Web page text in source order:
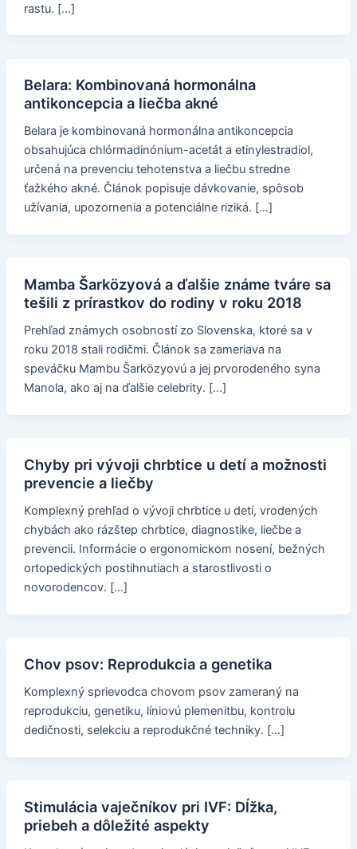
rastu. […]
Belara: Kombinovaná hormonálna
antikoncepcia a liečba akné
Belara je kombinovaná hormonálna antikoncepcia
obsahujúca chlórmadinónium-acetát a etinylestradiol,
určená na prevenciu tehotenstva a liečbu stredne
ťažkého akné. Článok popisuje dávkovanie, spôsob
užívania, upozornenia a potenciálne riziká. […]
Mamba Šarközyová a ďalšie známe tváre sa
tešili z prírastkov do rodiny v roku 2018
Prehľad známych osobností zo Slovenska, ktoré sa v
roku 2018 stali rodičmi. Článok sa zameriava na
speváčku Mambu Šarközyovú a jej prvorodeného syna
Manola, ako aj na ďalšie celebrity. […]
Chyby pri vývoji chrbtice u detí a možnosti
prevencie a liečby
Komplexný prehľad o vývoji chrbtice u detí, vrodených
chybách ako rázštep chrbtice, diagnostike, liečbe a
prevencii. Informácie o ergonomickom nosení, bežných
ortopedických postihnutiach a starostlivosti o
novorodencov. […]
Chov psov: Reprodukcia a genetika
Komplexný sprievodca chovom psov zameraný na
reprodukciu, genetiku, líniovú plemenitbu, kontrolu
dedičnosti, selekciu a reprodukčné techniky. […]
Stimulácia vaječníkov pri IVF: Dĺžka,
priebeh a dôležité aspekty